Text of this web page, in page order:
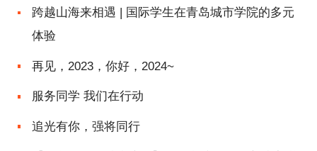
跨越山海来相遇 | 国际学生在青岛城市学院的多元
体验
再见，2023，你好，2024~
服务同学 我们在行动
追光有你，强将同行